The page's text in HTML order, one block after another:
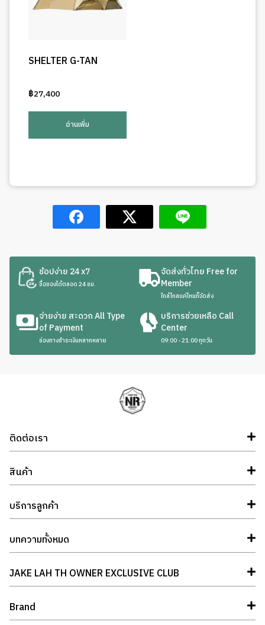
SHELTER G-TAN
฿27,400
อ่านเพิ่ม
ช้อปง่าย 24 x7
ซื้อของได้ตลอด 24 ชม.
จัดส่งทั่วไทย Free for
Member
ใกล้ไกลแค่ไหนก็จัดส่ง
จ่ายง่าย สะดวก All Type
of Payment
ช่องทางชำระเงินหลากหลาย
บริการช่วยเหลือ Call
Center
09:00 - 21:00 ทุกวัน
ติดต่อเรา
สินค้า
บริการลูกค้า
บทความทั้งหมด
JAKE LAH TH OWNER EXCLUSIVE CLUB
Brand